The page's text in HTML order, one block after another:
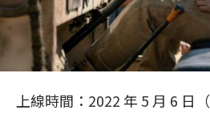
上線時間：2022 年 5 月 6 日（